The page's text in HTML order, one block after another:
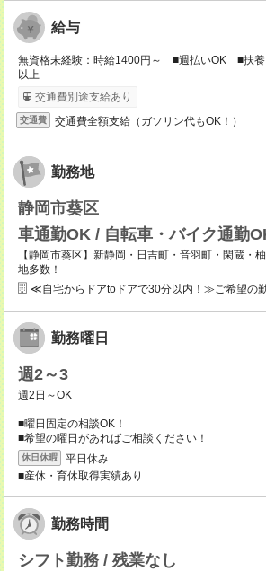
給与
無資格未経験：時給1400円～ ■週払いOK ■扶
以上
交通費別途支給あり
交通費 交通費全額支給（ガソリン代もOK！）
勤務地
静岡市葵区
車通勤OK / 自転車・バイク通勤
【静岡市葵区】新静岡・日吉町・音羽町・閑蔵・
地多数！
≪自宅からドアtoドアで30分以内！≫ご希望の勤
勤務曜日
週2～3
週2日～OK
■曜日固定の相談OK！
■希望の曜日があればご相談ください！
休日休暇
平日休み
■産休・育休取得実績あり
勤務時間
シフト勤務 / 残業なし